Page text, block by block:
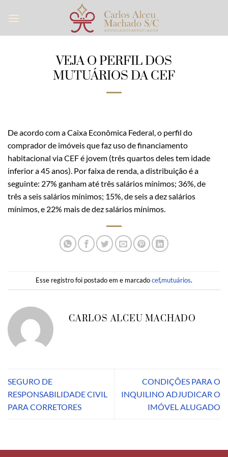
VEJA O PERFIL DOS
MUTUÁRIOS DA CEF
De acordo com a Caixa Econômica Federal, o perfil do
comprador de imóveis que faz uso de financiamento
habitacional via CEF é jovem (três quartos deles tem idade
inferior a 45 anos). Por faixa de renda, a distribuição é a
seguinte: 27% ganham até três salários mínimos; 36%, de
três a seis salários mínimos; 15%, de seis a dez salários
mínimos, e 22% mais de dez salários mínimos.
Esse registro foi postado em e marcadocef,mutuários.
CARLOS ALCEU MACHADO
SEGURO DE
RESPONSABILIDADE CIVIL
PARA CORRETORES
CONDIÇÕES PARA O
INQUILINO ADJUDICAR O
IMÓVEL ALUGADO